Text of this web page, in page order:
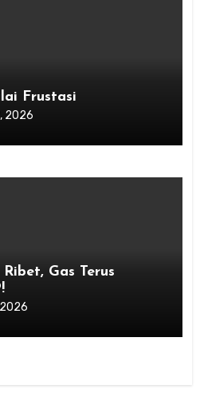
Frustasi
2026
Gas Terus